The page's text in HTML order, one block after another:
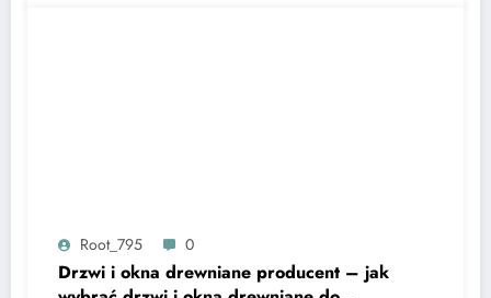
Root_795 0
Drzwi i okna drewniane producent – jak